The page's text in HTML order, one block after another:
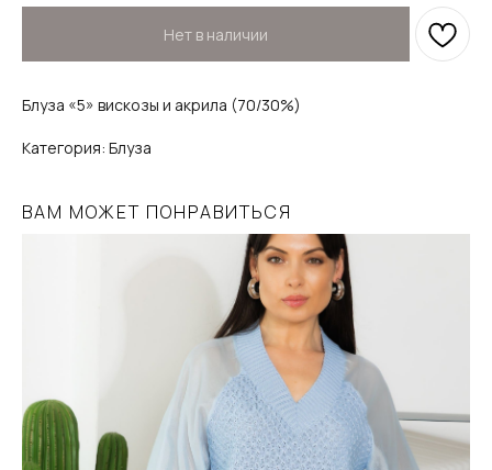
Нет в наличии
Блуза «5» вискозы и акрила (70/30%)
Категория: Блуза
ВАМ МОЖЕТ ПОНРАВИТЬСЯ